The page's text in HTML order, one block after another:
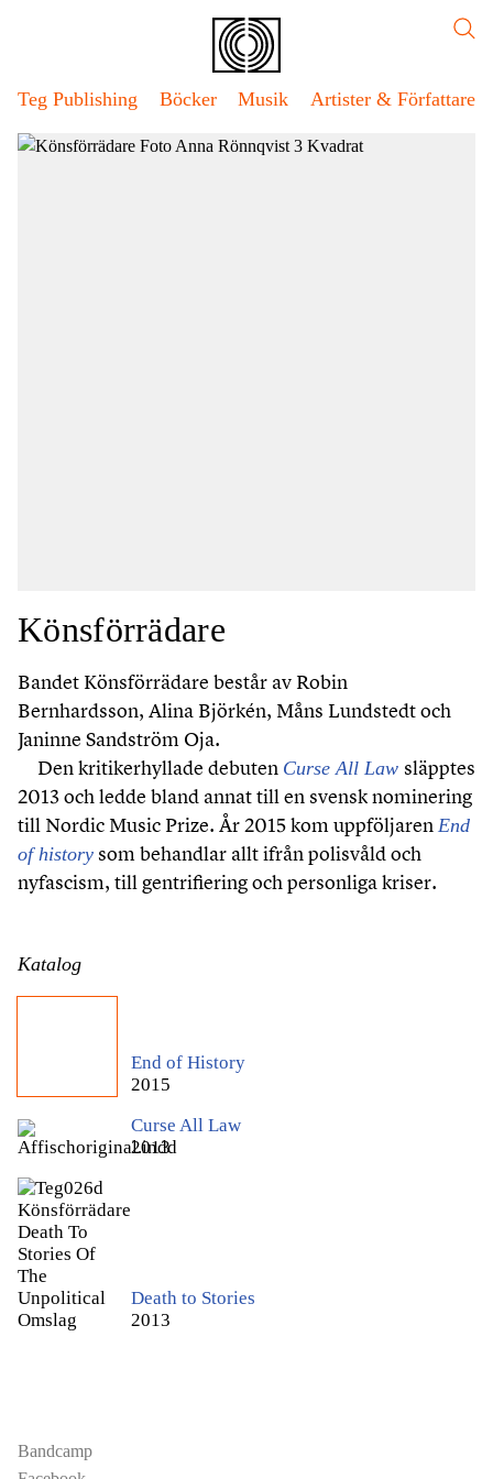
Teg
Publishing
Teg Publishing Böcker Musik Artister & Författare
Sök
Könsförrädare
Bandet Könsförrädare består av Robin
Bernhardsson, Alina Björkén, Måns Lundstedt och
Janinne Sandström Oja.
Den kritikerhyllade debuten Curse All Law släpptes
2013 och ledde bland annat till en svensk nominering
till Nordic Music Prize. År 2015 kom uppföljaren End
of history som behandlar allt ifrån polisvåld och
nyfascism, till gentrifiering och personliga kriser.
Katalog
End of History
2015
Curse All Law
2013
Death to Stories
2013
Bandcamp